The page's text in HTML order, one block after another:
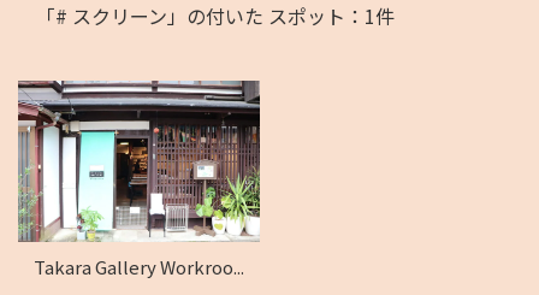
「# スクリーン」の付いた スポット：1件
Takara Gallery Workroo...